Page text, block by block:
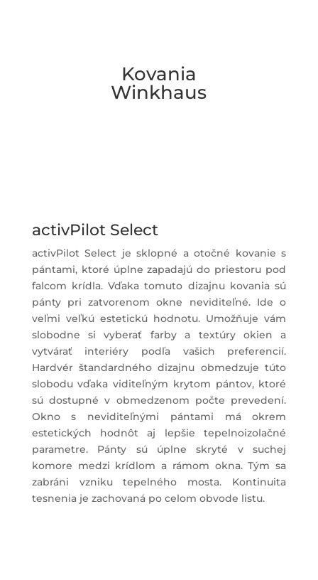
Kovania
Winkhaus
activPilot Select
activPilot Select je sklopné a otočné kovanie s
pántami, ktoré úplne zapadajú do priestoru pod
falcom krídla. Vďaka tomuto dizajnu kovania sú
pánty pri zatvorenom okne neviditeľné. Ide o
veľmi veľkú estetickú hodnotu. Umožňuje vám
slobodne si vyberať farby a textúry okien a
vytvárať interiéry podľa vašich preferencií.
Hardvér štandardného dizajnu obmedzuje túto
slobodu vďaka viditeľným krytom pántov, ktoré
sú dostupné v obmedzenom počte prevedení.
Okno s neviditeľnými pántami má okrem
estetických hodnôt aj lepšie tepelnoizolačné
parametre. Pánty sú úplne skryté v suchej
komore medzi krídlom a rámom okna. Tým sa
zabráni vzniku tepelného mosta. Kontinuita
tesnenia je zachovaná po celom obvode listu.